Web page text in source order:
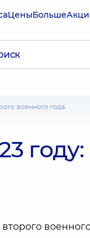
ЦеныБольше
военного года